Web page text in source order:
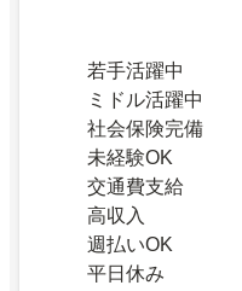
若手活躍中
ミドル活躍中
社会保険完備
未経験OK
交通費支給
高収入
週払いOK
平日休み